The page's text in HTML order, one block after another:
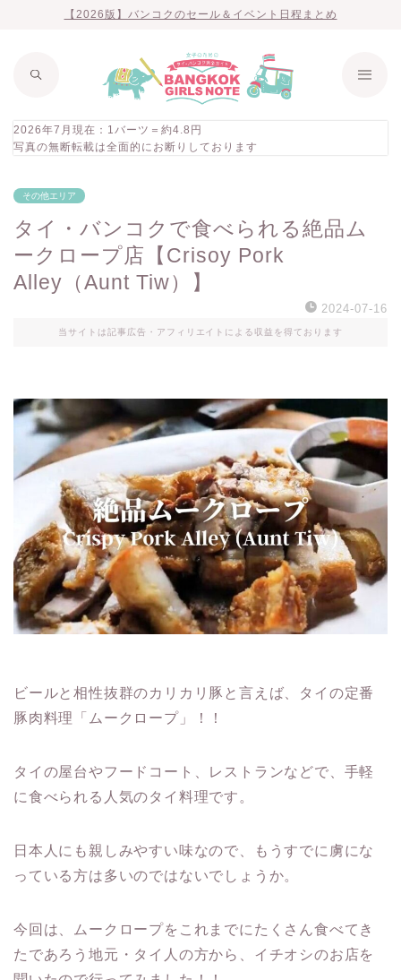
【2026版】バンコクのセール＆イベント日程まとめ
2026年7月現在：1バーツ＝約4.8円
写真の無断転載は全面的にお断りしております
その他エリア
タイ・バンコクで食べられる絶品ム
ークロープ店【Crisoy Pork
Alley（Aunt Tiw）】
2024-07-16
当サイトは記事広告・アフィリエイトによる収益を得ております
ビールと相性抜群のカリカリ豚と言えば、タイの定番
豚肉料理「ムークロープ」！！
タイの屋台やフードコート、レストランなどで、手軽
に食べられる人気のタイ料理です。
日本人にも親しみやすい味なので、もうすでに虜にな
っている方は多いのではないでしょうか。
今回は、ムークロープをこれまでにたくさん食べてき
たであろう地元・タイ人の方から、イチオシのお店を